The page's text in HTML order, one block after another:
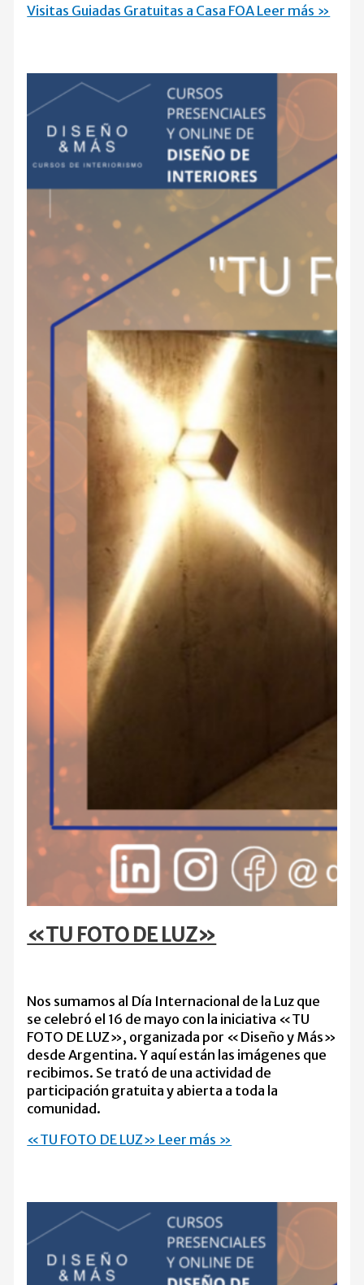
Visitas Guiadas Gratuitas a Casa FOA Leer más »
«TU FOTO DE LUZ»
Nos sumamos al Día Internacional de la Luz que
se celebró el 16 de mayo con la iniciativa «TU
FOTO DE LUZ», organizada por «Diseño y Más»
desde Argentina. Y aquí están las imágenes que
recibimos. Se trató de una actividad de
participación gratuita y abierta a toda la
comunidad.
«TU FOTO DE LUZ» Leer más »